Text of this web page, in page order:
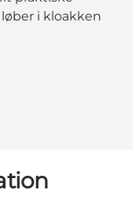
i kloakken